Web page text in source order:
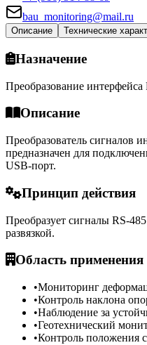
bau_monitoring@mail.ru
Описание Технические
Назначение
Преобразование интерфейса
Описание
Преобразователь сигналов
предназначен для
USB-порт.
Принцип действия
Преобразует сигналы RS-
развязкой.
Область применения
•Мониторинг
•Контроль наклона
•Наблюдение за
•Геотехнический
•Контроль положения